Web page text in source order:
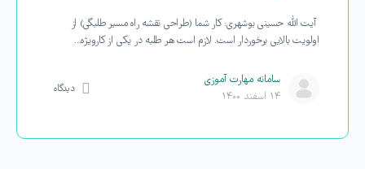
آیت الله حسینی بوشهری: کار شما (طراحی نقشه راه مسیر طلبگی) از
اولویت بالایی برخوردار است. لازم است هر طلبه در یکی از کارویژه…
سامانه مهارت آموزی
۱۴ اسفند ۱۴۰۰
دیدگاه